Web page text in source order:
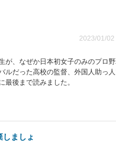
2023/01/02
が、なぜか日本初女子のみのプロ
ルだった高校の監督、外国人助っ
後まで読みました。
ましょ